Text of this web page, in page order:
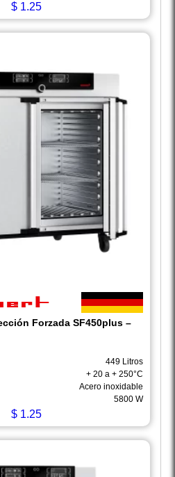
$ 1.25
Forzada SF450plus –
449 Litros
+ 20 a + 250°C
Acero inoxidable
5800 W
$ 1.25